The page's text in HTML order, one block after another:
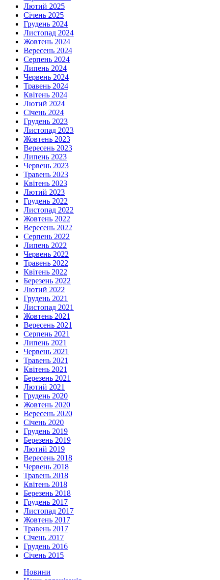
Лютий 2025
Січень 2025
Грудень 2024
Листопад 2024
Жовтень 2024
Вересень 2024
Серпень 2024
Липень 2024
Червень 2024
Травень 2024
Квітень 2024
Лютий 2024
Січень 2024
Грудень 2023
Листопад 2023
Жовтень 2023
Вересень 2023
Липень 2023
Червень 2023
Травень 2023
Квітень 2023
Лютий 2023
Грудень 2022
Листопад 2022
Жовтень 2022
Вересень 2022
Серпень 2022
Липень 2022
Червень 2022
Травень 2022
Квітень 2022
Березень 2022
Лютий 2022
Грудень 2021
Листопад 2021
Жовтень 2021
Вересень 2021
Серпень 2021
Липень 2021
Червень 2021
Травень 2021
Квітень 2021
Березень 2021
Лютий 2021
Грудень 2020
Жовтень 2020
Вересень 2020
Січень 2020
Грудень 2019
Березень 2019
Лютий 2019
Вересень 2018
Червень 2018
Травень 2018
Квітень 2018
Березень 2018
Грудень 2017
Листопад 2017
Жовтень 2017
Травень 2017
Січень 2017
Грудень 2016
Січень 2015
Новини